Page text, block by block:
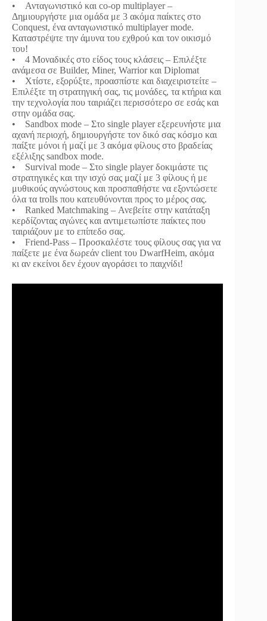
• Ανταγωνιστικό και co-op multiplayer –
Δημιουργήστε μια ομάδα με 3 ακόμα παίκτες στο
Conquest, ένα ανταγωνιστικό multiplayer mode.
Καταστρέψτε την άμυνα του εχθρού και τον οικισμό
του!
• 4 Μοναδικές στο είδος τους κλάσεις – Επιλέξτε
ανάμεσα σε Builder, Miner, Warrior και Diplomat
• Χτίστε, εξορύξτε, προασπίστε και διαχειριστείτε –
Επιλέξτε τη στρατηγική σας, τις μονάδες, τα κτήρια και
την τεχνολογία που ταιριάζει περισσότερο σε εσάς και
στην ομάδα σας.
• Sandbox mode – Στο single player εξερευνήστε μια
αχανή περιοχή, δημιουργήστε τον δικό σας κόσμο και
παίξτε μόνοι ή μαζί με 3 ακόμα φίλους στο βραδείας
εξέλιξης sandbox mode.
• Survival mode – Στο single player δοκιμάστε τις
στρατηγικές και την ισχύ σας μαζί με 3 φίλους ή με
μυθικούς αγνώστους και προσπαθήστε να εξοντώσετε
όλα τα trolls που κατευθύνονται προς το μέρος σας.
• Ranked Matchmaking – Ανεβείτε στην κατάταξη
κερδίζοντας αγώνες και αντιμετωπίστε παίκτες που
ταιριάζουν με το επίπεδο σας.
• Friend-Pass – Προσκαλέστε τους φίλους σας για να
παίξετε με ένα δωρεάν client του DwarfHeim, ακόμα
κι αν εκείνοι δεν έχουν αγοράσει το παιχνίδι!